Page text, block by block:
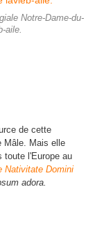
Notre-Dame-du-
aile.
de cette
Mâle. Mais elle
toute l'Europe au
Nativitate Domini
adora.